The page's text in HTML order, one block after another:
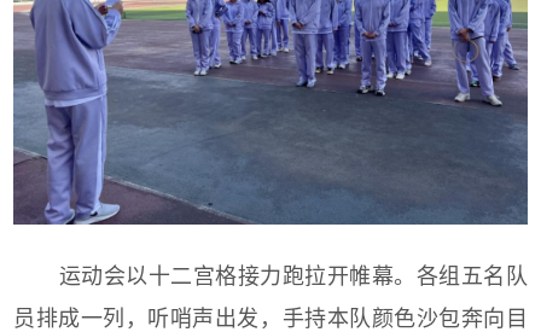
运动会以十二宫格接力跑拉开帷幕。各组五名队
员排成一列，听哨声出发，手持本队颜色沙包奔向目